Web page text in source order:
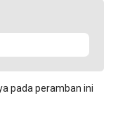
pada peramban ini